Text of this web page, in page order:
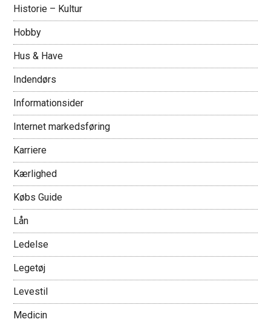
Historie – Kultur
Hobby
Hus & Have
Indendørs
Informationsider
Internet markedsføring
Karriere
Kærlighed
Købs Guide
Lån
Ledelse
Legetøj
Levestil
Medicin